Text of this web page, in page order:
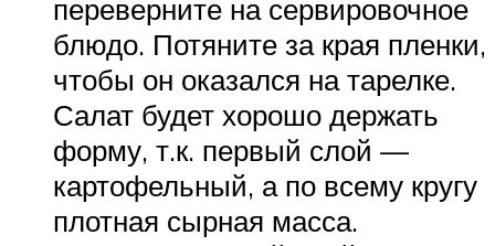
переверните на сервировочное
блюдо. Потяните за края пленки,
чтобы он оказался на тарелке.
Салат будет хорошо держать
форму, т.к. первый слой —
картофельный, а по всему кругу
плотная сырная масса.